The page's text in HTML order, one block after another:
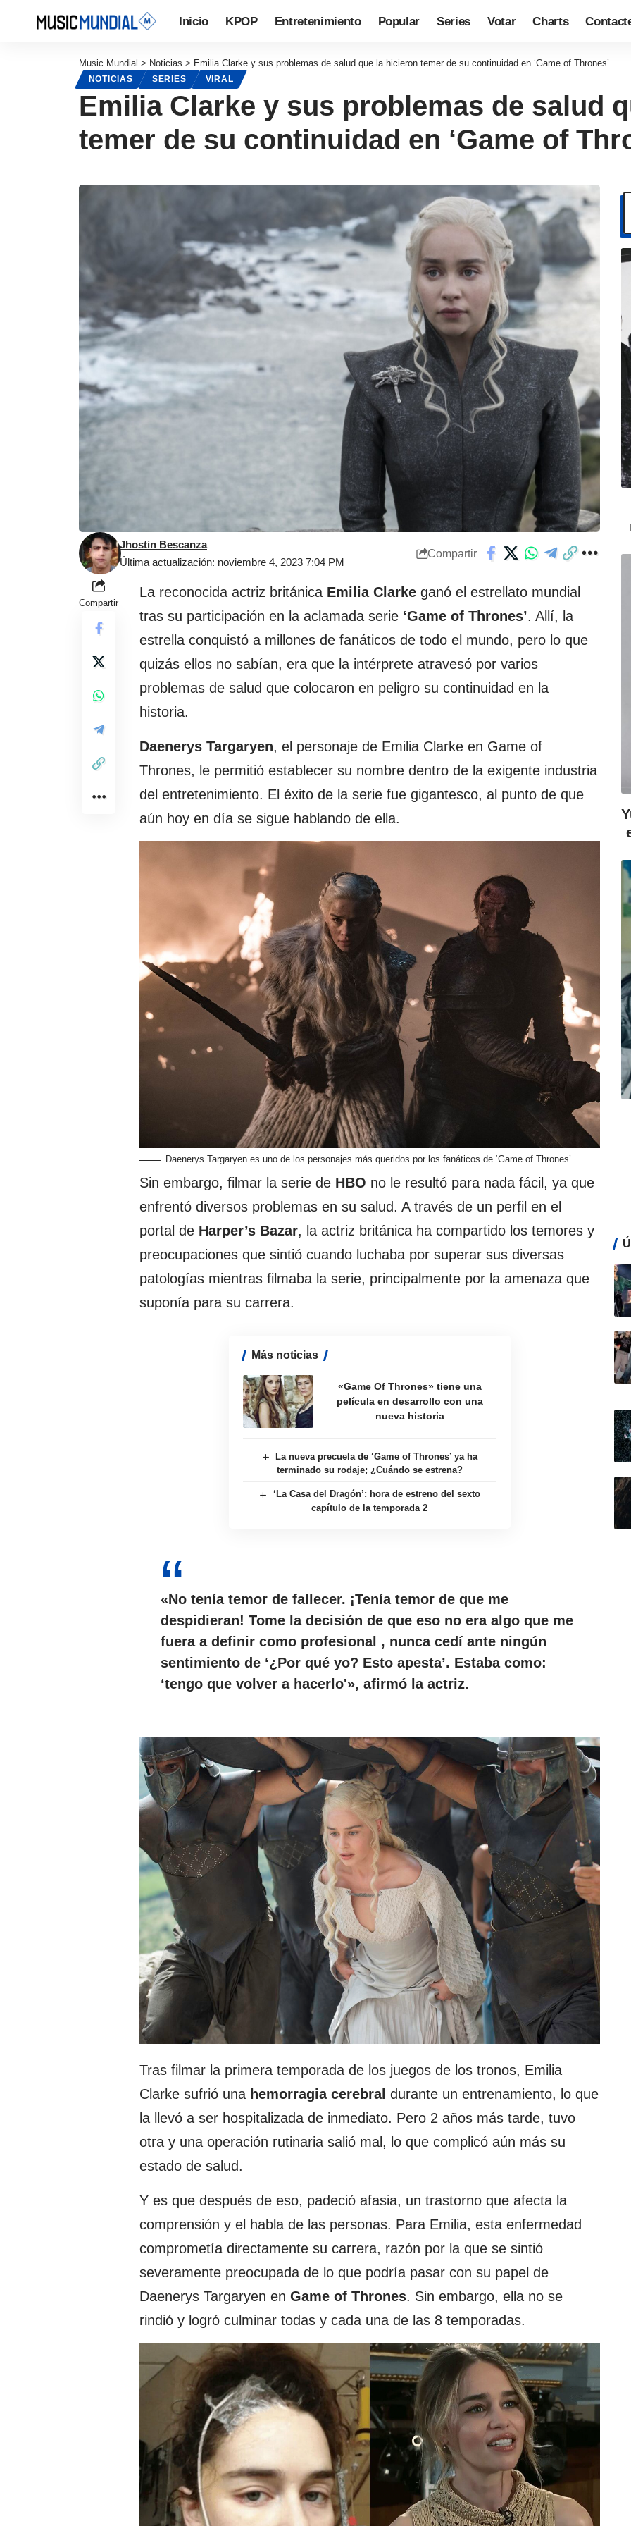
Inicio KPOP Entretenimiento Popular Series Votar Charts
Music Mundial > Noticias > Emilia Clarke y sus problemas de salud que la hicieron temer de su continuidad en ‘Game of Thrones’
NOTICIAS SERIES VIRAL
Emilia Clarke y sus problemas de salud
temer de su continuidad en ‘Game of
Última actualización: noviembre 4, 2023 7:04 PM
Jhostin Bescanza
Compartir
Compartir
La reconocida actriz británica Emilia Clarke ganó el estrellato mundial
tras su participación en la aclamada serie ‘Game of Thrones’. Allí, la
estrella conquistó a millones de fanáticos de todo el mundo, pero lo que
quizás ellos no sabían, era que la intérprete atravesó por varios
problemas de salud que colocaron en peligro su continuidad en la
historia.
Daenerys Targaryen, el personaje de Emilia Clarke en Game of
Thrones, le permitió establecer su nombre dentro de la exigente industria
del entretenimiento. El éxito de la serie fue gigantesco, al punto de que
aún hoy en día se sigue hablando de ella.
Daenerys Targaryen es uno de los personajes más queridos por los fanáticos de ‘Game of Thrones’
Sin embargo, filmar la serie de HBO no le resultó para nada fácil, ya que
enfrentó diversos problemas en su salud. A través de un perfil en el
portal de Harper’s Bazar, la actriz británica ha compartido los temores y
preocupaciones que sintió cuando luchaba por superar sus diversas
patologías mientras filmaba la serie, principalmente por la amenaza que
suponía para su carrera.
Más noticias
«Game Of Thrones» tiene una
película en desarrollo con una
nueva historia
La nueva precuela de ‘Game of Thrones’ ya ha
terminado su rodaje; ¿Cuándo se estrena?
‘La Casa del Dragón’: hora de estreno del sexto
capítulo de la temporada 2
«No tenía temor de fallecer. ¡Tenía temor de que me
despidieran! Tome la decisión de que eso no era algo que me
fuera a definir como profesional , nunca cedí ante ningún
sentimiento de ‘¿Por qué yo? Esto apesta’. Estaba como:
‘tengo que volver a hacerlo'», afirmó la actriz.
Tras filmar la primera temporada de los juegos de los tronos, Emilia
Clarke sufrió una hemorragia cerebral durante un entrenamiento, lo que
la llevó a ser hospitalizada de inmediato. Pero 2 años más tarde, tuvo
otra y una operación rutinaria salió mal, lo que complicó aún más su
estado de salud.
Y es que después de eso, padeció afasia, un trastorno que afecta la
comprensión y el habla de las personas. Para Emilia, esta enfermedad
comprometía directamente su carrera, razón por la que se sintió
severamente preocupada de lo que podría pasar con su papel de
Daenerys Targaryen en Game of Thrones. Sin embargo, ella no se
rindió y logró culminar todas y cada una de las 8 temporadas.